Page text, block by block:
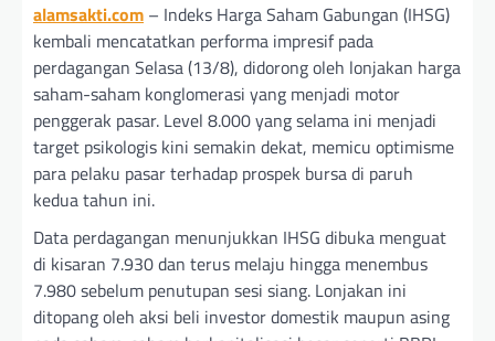
alamsakti.com – Indeks Harga Saham Gabungan (IHSG)
kembali mencatatkan performa impresif pada
perdagangan Selasa (13/8), didorong oleh lonjakan harga
saham-saham konglomerasi yang menjadi motor
penggerak pasar. Level 8.000 yang selama ini menjadi
target psikologis kini semakin dekat, memicu optimisme
para pelaku pasar terhadap prospek bursa di paruh
kedua tahun ini.
Data perdagangan menunjukkan IHSG dibuka menguat
di kisaran 7.930 dan terus melaju hingga menembus
7.980 sebelum penutupan sesi siang. Lonjakan ini
ditopang oleh aksi beli investor domestik maupun asing